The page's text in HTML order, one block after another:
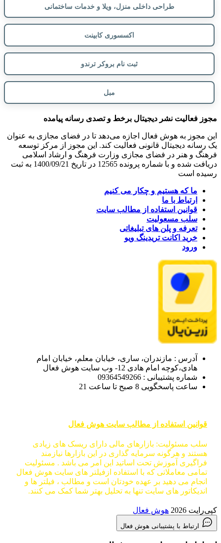
طراحی داخلی منزل، ویلا و خدمات ساختمانی
اکسسوری کابینت
ثبت نام بروکر ترندو
مبل
مجوز فعالیت نشر دیجیتال برخط و تصدی رسانه پیامده
این مجوز به هوش فعال اجازه می‌دهد تا در فضای مجازی به عنوان
یک رسانه دیجیتال قانونی فعالیت کند. این مجوز از مرکز توسعه
فرهنگ و هنر در فضای مجازی وزارت فرهنگ و ارشاد اسلامی
دریافت شده و با شماره پرونده 12565 در تاریخ 1400/09/21 به ثبت
رسیده است
ما که هستیم و چکار می کنیم
ارتباط با ما
قوانین استفاده از مطالب سایت
سلب مسعولیت
تعرفه و پلن های تبلیغاتی
خرید اکانت تریدینگ ویو
ورود
آدرس : مازندران، ساری، خیابان معلم، خیابان امام
هادی،کوچه امام هادی 12- وب سایت هوش فعال
شماره پشتیبانی : 09364549266
ساعت پاسخگویی 8 صبح تا ساعت 21
قوانین استفاده از مطالب سایت هوش فعال
سلب مسئولیت: بازارهای مالی دارای ریسک های زیادی
هستند و هرگونه سرمایه گذاری در این بازارها نیازمند
فراگیری آموزش تحت اساتید این امر می باشد . مسئولیت
تمامی معاملاتی که با استفاده ازفیلتر های سایت هوش فعال
انجام می دهید بر عهده خودتان است و مطالب ، فیلتر ها و
اندیکاتور های سایت تنها به تحلیل بهتر شما کمک می کنند.
کپی‌رایت 2026 هوش فعال
ارتباط با پشتیبانی هوش فعال